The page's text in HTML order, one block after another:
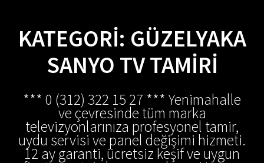
KATEGORI: GÜZELYAKA
SANYO TV TAMIRI
*** 0 (312) 322 15 27 *** Yenimahalle
ve çevresinde tüm marka
televizyonlarınıza profesyonel tamir,
uydu servisi ve panel değişimi hizmeti.
12 ay garanti, ücretsiz keşif ve uygun